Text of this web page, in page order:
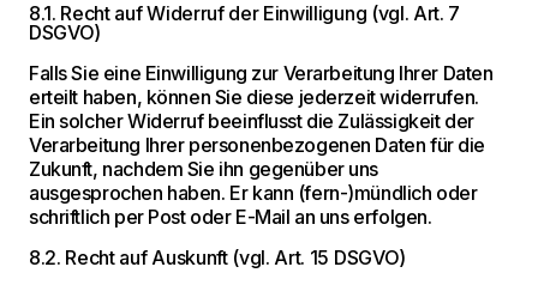
8.1. Recht auf Widerruf der Einwilligung (vgl. Art. 7
DSGVO)
Falls Sie eine Einwilligung zur Verarbeitung Ihrer Daten
erteilt haben, können Sie diese jederzeit widerrufen.
Ein solcher Widerruf beeinflusst die Zulässigkeit der
Verarbeitung Ihrer personenbezogenen Daten für die
Zukunft, nachdem Sie ihn gegenüber uns
ausgesprochen haben. Er kann (fern-)mündlich oder
schriftlich per Post oder E-Mail an uns erfolgen.
8.2. Recht auf Auskunft (vgl. Art. 15 DSGVO)